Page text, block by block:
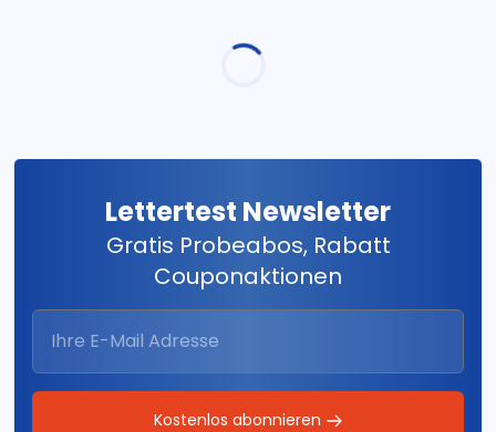
Lettertest Newsletter
Gratis Probeabos, Rabatt
Couponaktionen
Kostenlos abonnieren